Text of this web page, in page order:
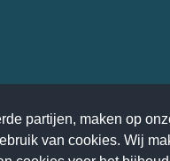
partijen, maken op
van cookies. Wij
19